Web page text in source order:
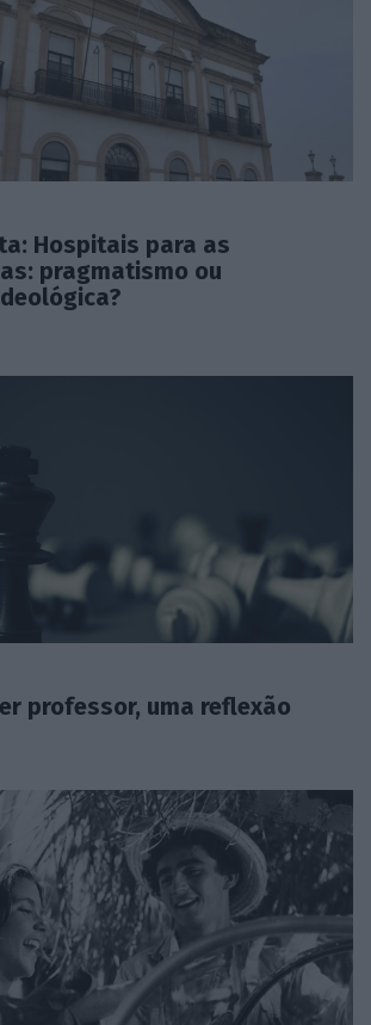
Hospitais para as
pragmatismo ou
professor, uma reflexão